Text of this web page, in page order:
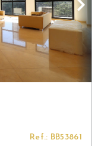
Ref.: BB53861